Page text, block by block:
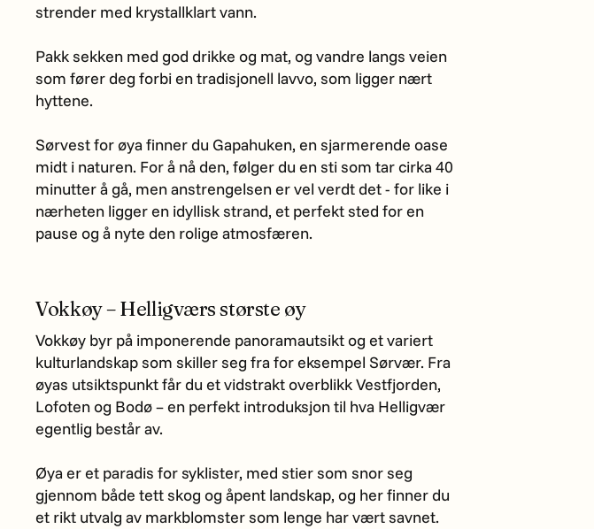
strender med krystallklart vann.
Pakk sekken med god drikke og mat, og vandre langs veien
som fører deg forbi en tradisjonell lavvo, som ligger nært
hyttene.
Sørvest for øya finner du Gapahuken, en sjarmerende oase
midt i naturen. For å nå den, følger du en sti som tar cirka 40
minutter å gå, men anstrengelsen er vel verdt det - for like i
nærheten ligger en idyllisk strand, et perfekt sted for en
pause og å nyte den rolige atmosfæren.
Vokkøy – Helligværs største øy
Vokkøy byr på imponerende panoramautsikt og et variert
kulturlandskap som skiller seg fra for eksempel Sørvær. Fra
øyas utsiktspunkt får du et vidstrakt overblikk Vestfjorden,
Lofoten og Bodø – en perfekt introduksjon til hva Helligvær
egentlig består av.
Øya er et paradis for syklister, med stier som snor seg
gjennom både tett skog og åpent landskap, og her finner du
et rikt utvalg av markblomster som lenge har vært savnet.